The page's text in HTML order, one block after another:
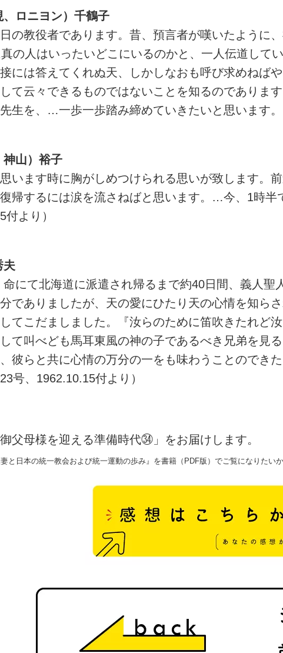
ロニヨン）千鶴子
の教役者であります。昔、預言者が嘆いたように
の人はいったいどこにいるのかと、一人伝道して
には答えてくれぬ天、しかしなおも呼び求めねば
て云々できるものではないことを知るのであり
生を、…一歩一歩踏み締めていきたいと思います
山）裕子
います時に胸がしめつけられる思いが致します。
帰するには涙を流さねばと思います。…今、1時
より）
夫
にて北海道に派遣され帰るまで約40日間、義人
でありましたが、天の愛にひたり天の心情を知ら
てこだましました。『汝らのために笛吹きたれど
て叫べども馬耳東風の神の子であるべき兄弟を
彼らと共に心情の万分の一をも味わうことのでき
号、1962.10.15付より）
父母様を迎える準備時代㉞」をお届けします。
と日本の統一教会および統一運動の歩み』を書籍（PDF版）でご覧になりたい